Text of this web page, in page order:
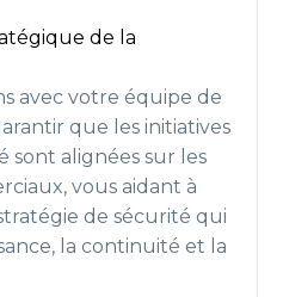
de la
avec votre équipe de
que les initiatives
sont alignées sur les
vous aidant à
de sécurité qui
la continuité et la